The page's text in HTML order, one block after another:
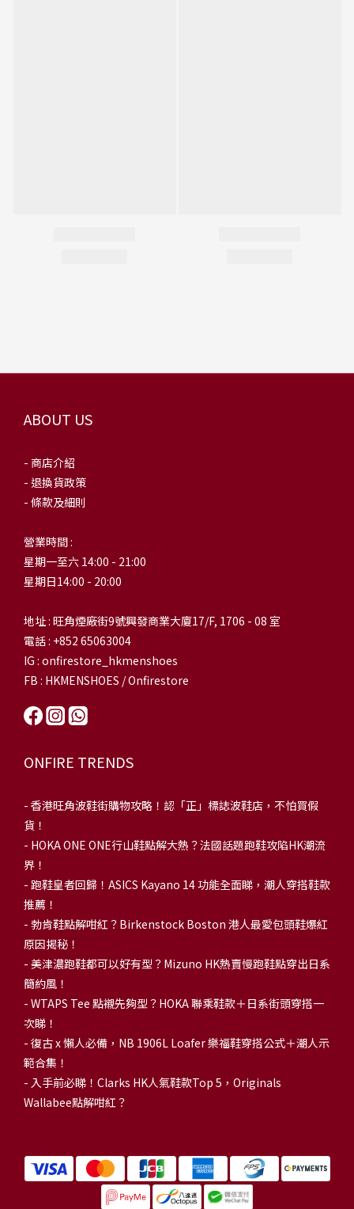
ABOUT US
- 商店介紹
- 退換貨政策
- 條款及細則
營業時間 :
星期一至六 14:00 - 21:00
星期日14:00 - 20:00
地址 : 旺角煙廠街9號興發商業大廈17/F, 1706 - 08 室
電話 : +852 65063004
IG : onfirestore_hkmenshoes
FB : HKMENSHOES / Onfirestore
ONFIRE TRENDS
- 香港旺角波鞋街購物攻略！認「正」標誌波鞋店，不怕買假
貨！
- HOKA ONE ONE行山鞋點解大熱？法國話題跑鞋攻陷HK潮流
界！
- 跑鞋皇者回歸！ASICS Kayano 14 功能全面睇，潮人穿搭鞋款
推薦！
- 勃肯鞋點解咁紅？Birkenstock Boston 港人最愛包頭鞋爆紅
原因揭秘！
- 美津濃跑鞋都可以好有型？Mizuno HK熱賣慢跑鞋點穿出日系
簡約風！
- WTAPS Tee 點襯先夠型？HOKA 聯乘鞋款＋日系街頭穿搭一
次睇！
- 復古 x 懶人必備，NB 1906L Loafer 樂福鞋穿搭公式＋潮人示
範合集！
- 入手前必睇！Clarks HK人氣鞋款Top 5，Originals
Wallabee點解咁紅？